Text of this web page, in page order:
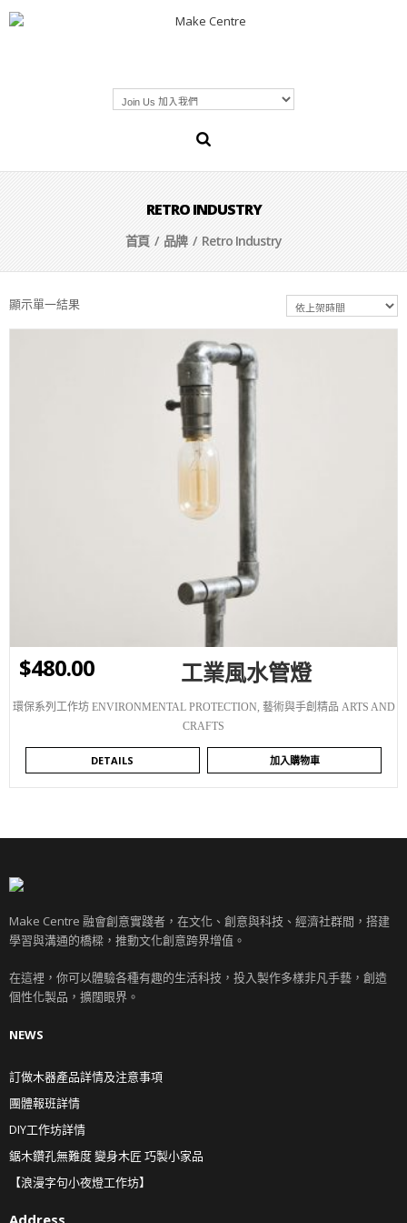
RETRO INDUSTRY
首頁/ 品牌 / Retro Industry
顯示單一結果
$480.00 工業風水管燈
環保系列工作坊 ENVIRONMENTAL PROTECTION 藝術與手創精品 ARTS AND
CRAFTS
DETAILS 加入購物車
Make Centre 融會創意實踐者，在文化、創意與科技、經濟社群間，搭建
學習與溝通的橋樑，推動文化創意跨界增值。
在這裡，你可以體驗各種有趣的生活科技，投入製作多樣非凡手藝，創造
個性化製品，擴闊眼界。
NEWS
訂做木器產品詳情及注意事項
團體報班詳情
DIY工作坊詳情
鋸木鑽孔無難度 變身木匠 巧製小家品
【浪漫字句小夜燈工作坊】
Address